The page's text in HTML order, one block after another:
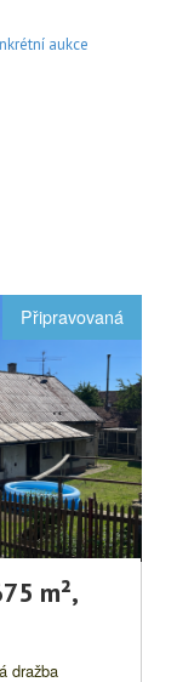
aukce
Připravovaná
m²,
dražba